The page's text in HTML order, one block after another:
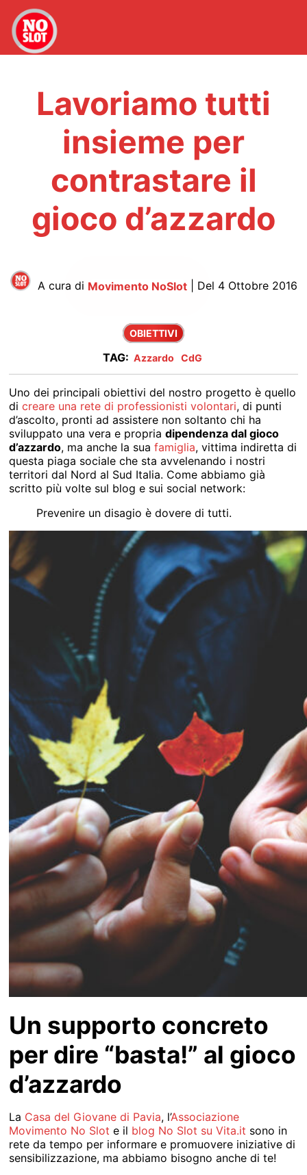
Lavoriamo tutti
insieme per
contrastare il
gioco d’azzardo
A cura di Movimento NoSlot| Del 4 Ottobre 2016
OBIETTIVI
TAG: Azzardo CdG
Uno dei principali obiettivi del nostro progetto è quello
dicreare una rete di professionisti volontari, di punti
d’ascolto, pronti ad assistere non soltanto chi ha
sviluppato una vera e propriadipendenza dal gioco
d’azzardo, ma anche la suafamiglia, vittima indiretta di
questa piaga sociale che sta avvelenando i nostri
territori dal Nord al Sud Italia. Come abbiamo già
scritto più volte sul blog e sui social network:
Prevenire un disagio è dovere di tutti.
Un supporto concreto
per dire “basta!” al gioco
d’azzardo
La Casa del Giovane di Pavia, l’Associazione
Movimento No Slot e il blog No Slot su Vita.it sono in
rete da tempo per informare e promuovere iniziative di
sensibilizzazione, ma abbiamo bisogno anche di te!